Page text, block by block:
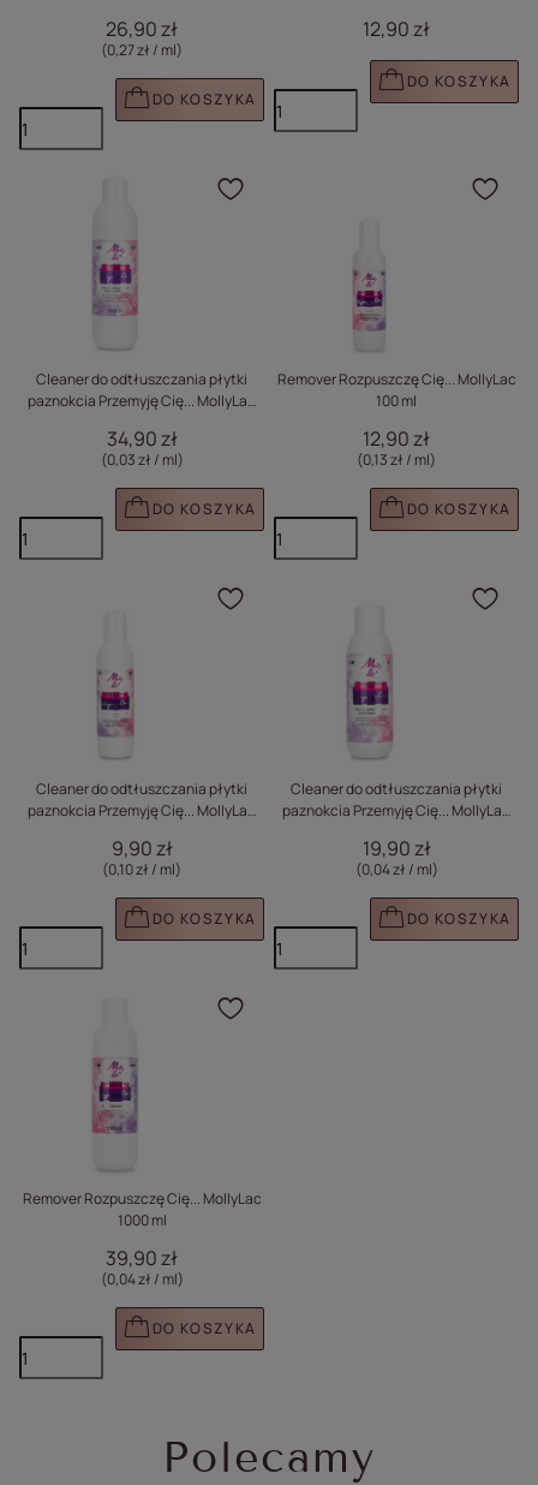
26,90 zł
(0,27 zł / ml)
DO KOSZYKA
12,90 zł
DO KOSZYKA
Cleaner do odtłuszczania płytki
paznokcia Przemyję Cię... MollyLac
34,90 zł
(0,03 zł / ml)
DO KOSZYKA
Kliknij, aby dodać
Remover Rozpuszczę Cię... MollyLac
100 ml
12,90 zł
(0,13 zł / ml)
DO KOSZYKA
Cleaner do odtłuszczania płytki
paznokcia Przemyję Cię... MollyLac
9,90 zł
(0,10 zł / ml)
DO KOSZYKA
Kliknij, aby dodać
Cleaner do odtłuszczania płytki
paznokcia Przemyję Cię... MollyLac
19,90 zł
(0,04 zł / ml)
DO KOSZYKA
Remover Rozpuszczę Cię... MollyLac
1000 ml
39,90 zł
(0,04 zł / ml)
DO KOSZYKA
Kliknij, aby dodać
Polecamy